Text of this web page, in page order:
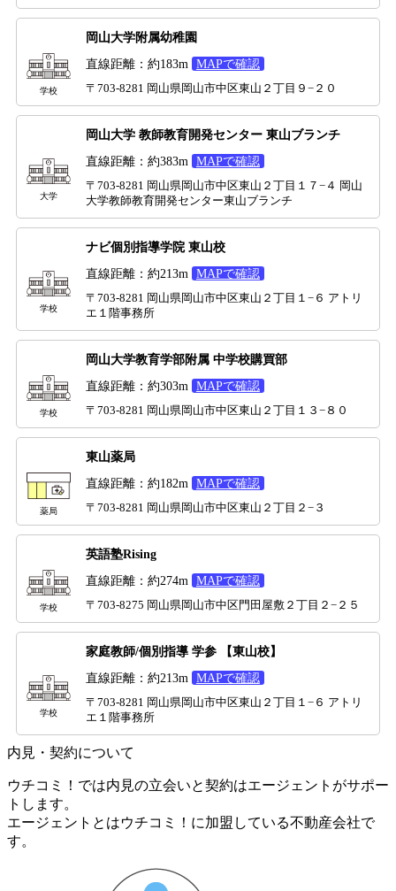
学校
岡山大学附属幼稚園
直線距離：約183m
MAPで確認
〒703-8281 岡山県岡山市中区東山２丁目９−２０
大学
岡山大学 教師教育開発センター 東山ブランチ
直線距離：約383m
MAPで確認
〒703-8281 岡山県岡山市中区東山２丁目１７−４ 岡山
大学教師教育開発センター東山ブランチ
学校
ナビ個別指導学院 東山校
直線距離：約213m
MAPで確認
〒703-8281 岡山県岡山市中区東山２丁目１−６ アトリ
エ１階事務所
学校
岡山大学教育学部附属 中学校購買部
直線距離：約303m
MAPで確認
〒703-8281 岡山県岡山市中区東山２丁目１３−８０
薬局
東山薬局
直線距離：約182m
MAPで確認
〒703-8281 岡山県岡山市中区東山２丁目２−３
学校
英語塾Rising
直線距離：約274m
MAPで確認
〒703-8275 岡山県岡山市中区門田屋敷２丁目２−２５
学校
家庭教師/個別指導 学参 【東山校】
直線距離：約213m
MAPで確認
〒703-8281 岡山県岡山市中区東山２丁目１−６ アトリ
エ１階事務所
内見・契約について
ウチコミ！では内見の立会いと契約はエージェントがサポー
トします。
エージェントとはウチコミ！に加盟している不動産会社で
す。